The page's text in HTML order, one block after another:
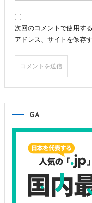
次回のコメントで使用す
アドレス、サイトを保存す
GA